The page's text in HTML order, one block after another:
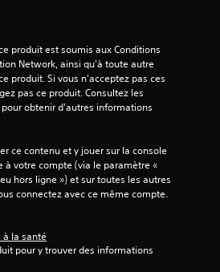
5
(
a
v
produit est soumis aux Conditions
Network, ainsi qu'à toute autre
produit. Si vous n'acceptez pas ces
pas ce produit. Consultez les
obtenir d'autres informations
ce contenu et y jouer sur la console
à votre compte (via le paramètre «
hors ligne ») et sur toutes les autres
connectez avec ce même compte.
la santé